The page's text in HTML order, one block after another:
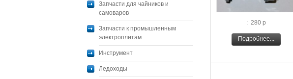
Запчасти для чайников и
самоваров
Запчасти к промышленным
электроплитам
Инструмент
Ледоходы
: 280 р
Подробнее...